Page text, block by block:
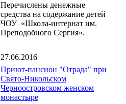
Перечислены денежные
средства на содержание детей
ЧОУ «Школа-интернат им.
Преподобного Сергия».
27.06.2016
Приют-пансион "Отрада" при
Свято-Никольском
Черноостровском женском
монастыре